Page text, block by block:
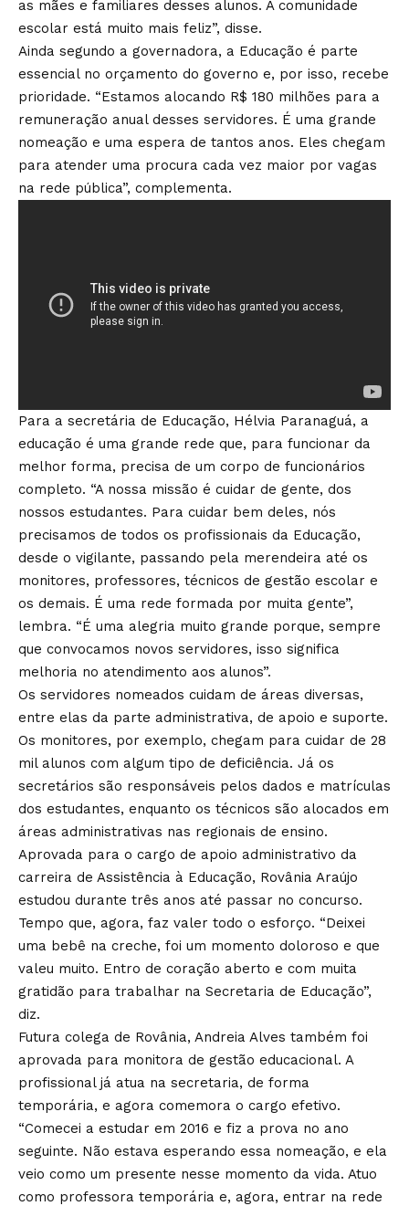
as mães e familiares desses alunos. A comunidade
escolar está muito mais feliz”, disse.
Ainda segundo a governadora, a Educação é parte
essencial no orçamento do governo e, por isso, recebe
prioridade. “Estamos alocando R$ 180 milhões para a
remuneração anual desses servidores. É uma grande
nomeação e uma espera de tantos anos. Eles chegam
para atender uma procura cada vez maior por vagas
na rede pública”, complementa.
Para a secretária de Educação, Hélvia Paranaguá, a
educação é uma grande rede que, para funcionar da
melhor forma, precisa de um corpo de funcionários
completo. “A nossa missão é cuidar de gente, dos
nossos estudantes. Para cuidar bem deles, nós
precisamos de todos os profissionais da Educação,
desde o vigilante, passando pela merendeira até os
monitores, professores, técnicos de gestão escolar e
os demais. É uma rede formada por muita gente”,
lembra. “É uma alegria muito grande porque, sempre
que convocamos novos servidores, isso significa
melhoria no atendimento aos alunos”.
Os servidores nomeados cuidam de áreas diversas,
entre elas da parte administrativa, de apoio e suporte.
Os monitores, por exemplo, chegam para cuidar de 28
mil alunos com algum tipo de deficiência. Já os
secretários são responsáveis pelos dados e matrículas
dos estudantes, enquanto os técnicos são alocados em
áreas administrativas nas regionais de ensino.
Aprovada para o cargo de apoio administrativo da
carreira de Assistência à Educação, Rovânia Araújo
estudou durante três anos até passar no concurso.
Tempo que, agora, faz valer todo o esforço. “Deixei
uma bebê na creche, foi um momento doloroso e que
valeu muito. Entro de coração aberto e com muita
gratidão para trabalhar na Secretaria de Educação”,
diz.
Futura colega de Rovânia, Andreia Alves também foi
aprovada para monitora de gestão educacional. A
profissional já atua na secretaria, de forma
temporária, e agora comemora o cargo efetivo.
“Comecei a estudar em 2016 e fiz a prova no ano
seguinte. Não estava esperando essa nomeação, e ela
veio como um presente nesse momento da vida. Atuo
como professora temporária e, agora, entrar na rede